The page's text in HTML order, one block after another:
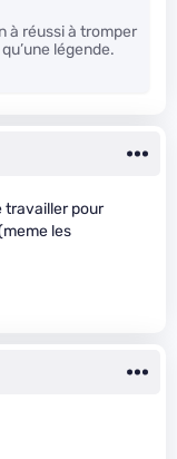
à réussi à tromper
légende.
travailler pour
les